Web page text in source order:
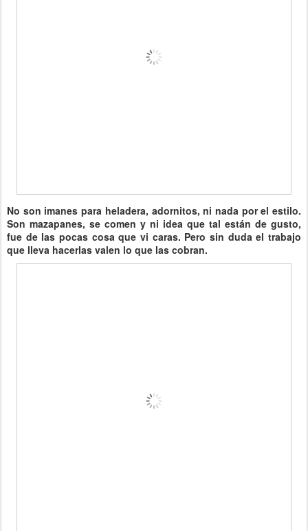
No son imanes para heladera, adornitos, ni nada por el estilo.
Son mazapanes, se comen y ni idea que tal están de gusto,
fue de las pocas cosa que vi caras. Pero sin duda el trabajo
que lleva hacerlas valen lo que las cobran.